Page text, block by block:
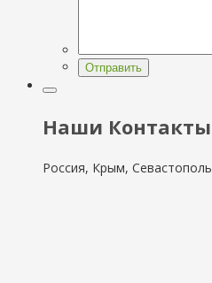
Отправить
Наши Контакты
Россия, Крым, Севастополь